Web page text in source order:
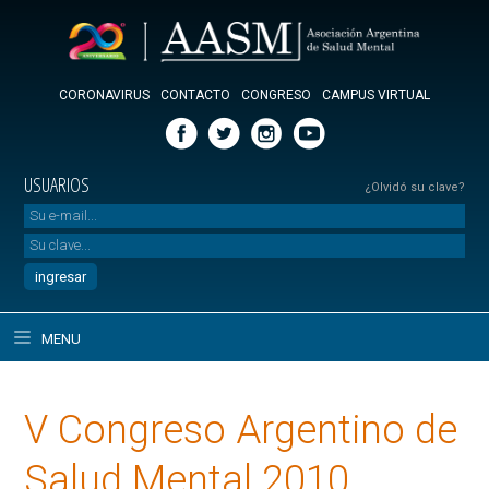
CORONAVIRUS CONTACTO CONGRESO CAMPUS VIRTUAL
USUARIOS ¿Olvidó su clave?
MENU
V Congreso Argentino de